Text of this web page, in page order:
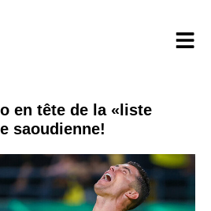
en tête de la «liste
saoudienne!